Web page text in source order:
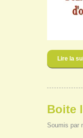
Lire la
Boite
Soumis par